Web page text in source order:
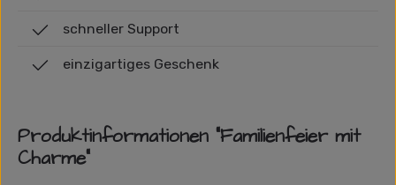
schneller Support
einzigartiges Geschenk
Produktinformationen "Familienfeier mit
Charme"